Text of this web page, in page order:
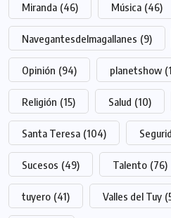
Miranda (46) Música (46)
Navegantesdelmagallanes (9)
Opinión (94) planetshow
Religión (15) Salud (10)
Santa Teresa (104)
Sucesos (49) Talento (76)
tuyero (41) Valles del Tuy